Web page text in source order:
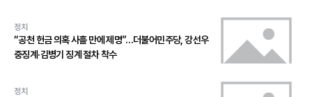
정치
“공천 헌금 의혹 사흘 만에 제명”…더불어민주당, 강선우
중징계·김병기 징계 절차 착수
정치